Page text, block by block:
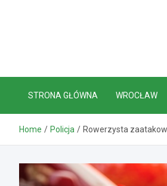
STRONA GŁÓWNA WROCŁAW
Home Policja Rowerzysta